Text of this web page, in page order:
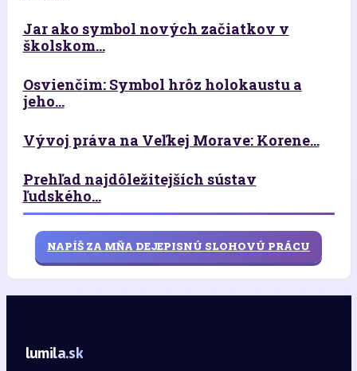
Jar ako symbol nových začiatkov v
školskom...
Osvienčim: Symbol hrôz holokaustu a
jeho...
Vývoj práva na Veľkej Morave: Korene...
Prehľad najdôležitejších sústav
ľudského...
NAPÍŠ ZA MŇA DEJEPISNÚ SLOHOVÚ PRÁCU
lumila.sk